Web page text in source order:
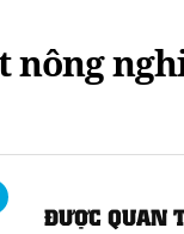
ĐƯỢC QUAN